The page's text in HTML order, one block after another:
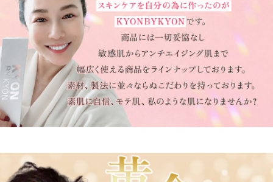
大好きなDKクリーム
2025/09/14 投稿者：ばぶる おすすめレベル：
★★★★★
さらにパワーアップということで使っていくのが楽
しみです 容器もさらに使いやすくなりました
無いと困る!
2025/09/10 投稿者：オリ おすすめレベル：
新しくなったDKクリーム、朝までしっとり。最高
です!